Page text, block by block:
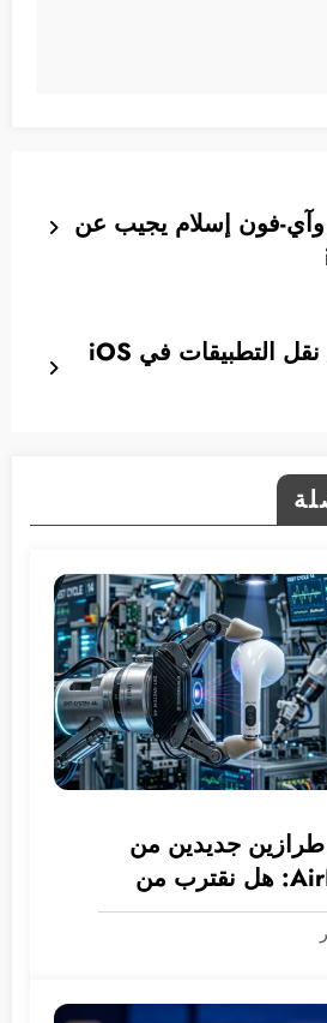
وآي-فون إسلام يجيب عن
لماذا ألغت أبل نقل التطبيقات في iOS
جديدين من
سماعات AirPods: هل نقترب من
المدمجة؟